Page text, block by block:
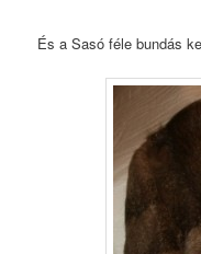
És a Sasó féle bundás